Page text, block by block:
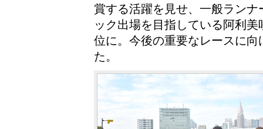
賞する活躍を見せ、一般ラン
ック出場を目指している阿利
位に。今後の重要なレースに
た。